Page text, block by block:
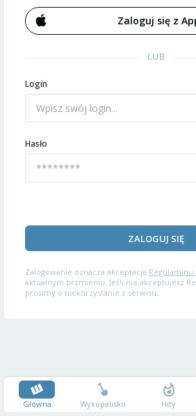
Zaloguj się z
LUB
Login
Hasło
ZALOGUJ SIĘ
Zalogowanie oznacza akceptację Regulaminu
aktualnym brzmieniu. Jeśli nie akceptujesz
prosimy o niekorzystanie z serwisu.
Główna Wykopalisko Hity